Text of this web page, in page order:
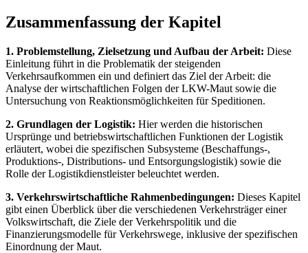
Zusammenfassung der Kapitel
1. Problemstellung, Zielsetzung und Aufbau der Arbeit: Diese
Einleitung führt in die Problematik der steigenden
Verkehrsaufkommen ein und definiert das Ziel der Arbeit: die
Analyse der wirtschaftlichen Folgen der LKW-Maut sowie die
Untersuchung von Reaktionsmöglichkeiten für Speditionen.
2. Grundlagen der Logistik: Hier werden die historischen
Ursprünge und betriebswirtschaftlichen Funktionen der Logistik
erläutert, wobei die spezifischen Subsysteme (Beschaffungs-,
Produktions-, Distributions- und Entsorgungslogistik) sowie die
Rolle der Logistikdienstleister beleuchtet werden.
3. Verkehrswirtschaftliche Rahmenbedingungen: Dieses Kapitel
gibt einen Überblick über die verschiedenen Verkehrsträger einer
Volkswirtschaft, die Ziele der Verkehrspolitik und die
Finanzierungsmodelle für Verkehrswege, inklusive der spezifischen
Einordnung der Maut.